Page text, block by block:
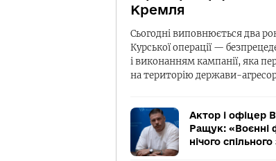
Кремля
Сьогодні виповнюється два
Курської операції —
і виконанням кампанії, яка
на територію держави-
Актор і офіцер
Ращук: «Воєнні
нічого